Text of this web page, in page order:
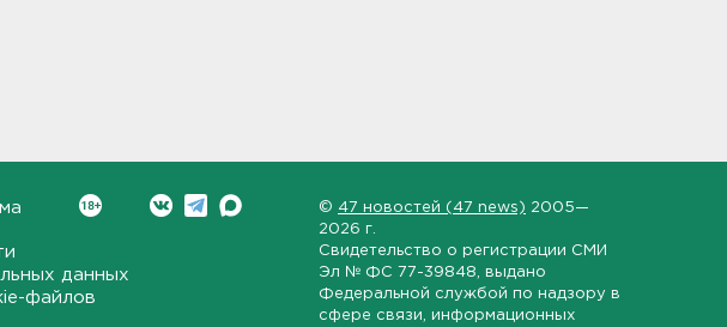
данных
файлов
© 47 новостей (47 news) 2005—
2026 г.
Свидетельство о регистрации СМИ
Эл № ФС 77-39848 , выдано
Федеральной службой по надзору в
сфере связи, информационных